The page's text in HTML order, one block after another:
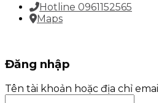
Hotline 0961152565
Maps
Đăng nhập
Tên tài khoản hoặc địa chỉ email